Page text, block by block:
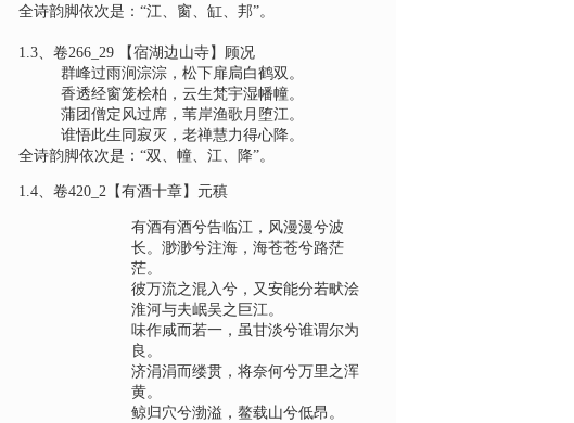
全诗韵脚依次是：“江、窗、缸、邦”。
1.3 卷266_29
【宿湖边山寺】顾况
群峰过雨涧淙淙，松下扉扃白鹤双。
香透经窗笼桧柏，云生梵宇湿幡幢。
蒲团僧定风过席，苇岸渔歌月堕江。
谁悟此生同寂灭，老禅慧力得心降。
全诗韵脚依次是：“双、幢、江、降”。
1.4 卷420_2 【有酒十章】元稹
有酒有酒兮告临江，风漫漫兮波
长。渺渺兮注海，海苍苍兮路茫
茫。
彼万流之混入兮，又安能分若畎浍
淮河与夫岷吴之巨江。
味作咸而若一，虽甘淡兮谁谓尔为
良。
济涓涓而缕贯，将奈何兮万里之浑
黄。
鲸归穴兮渤溢，鳌载山兮低昂。